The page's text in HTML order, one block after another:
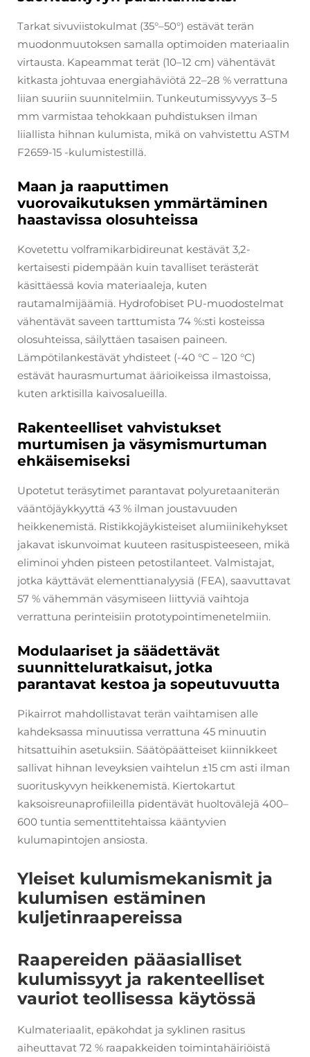
Tarkat sivuviistokulmat (35°–50°) estävät terän
muodonmuutoksen samalla optimoiden materiaalin
virtausta. Kapeammat terät (10–12 cm) vähentävät
kitkasta johtuvaa energiahäviötä 22–28 % verrattuna
liian suuriin suunnitelmiin. Tunkeutumissyvyys 3–5
mm varmistaa tehokkaan puhdistuksen ilman
liiallista hihnan kulumista, mikä on vahvistettu ASTM
F2659-15 -kulumistestillä.
Maan ja raaputtimen
vuorovaikutuksen ymmärtäminen
haastavissa olosuhteissa
Kovetettu volframikarbidireunat kestävät 3,2-
kertaisesti pidempään kuin tavalliset terästerät
käsittäessä kovia materiaaleja, kuten
rautamalmijäämiä. Hydrofobiset PU-muodostelmat
vähentävät saveen tarttumista 74 %:sti kosteissa
olosuhteissa, säilyttäen tasaisen paineen.
Lämpötilankestävät yhdisteet (-40 °C – 120 °C)
estävät haurasmurtumat äärioikeissa ilmastoissa,
kuten arktisilla kaivosalueilla.
Rakenteelliset vahvistukset
murtumisen ja väsymismurtuman
ehkäisemiseksi
Upotetut teräsytimet parantavat polyuretaaniterän
vääntöjäykkyyttä 43 % ilman joustavuuden
heikkenemistä. Ristikkojäykisteiset alumiinikehykset
jakavat iskunvoimat kuuteen rasituspisteeseen, mikä
eliminoi yhden pisteen petostilanteet. Valmistajat,
jotka käyttävät elementtianalyysiä (FEA), saavuttavat
57 % vähemmän väsymiseen liittyviä vaihtoja
verrattuna perinteisiin prototypointimenetelmiin.
Modulaariset ja säädettävät
suunnitteluratkaisut, jotka
parantavat kestoa ja sopeutuvuutta
Pikairrot mahdollistavat terän vaihtamisen alle
kahdeksassa minuutissa verrattuna 45 minuutin
hitsattuihin asetuksiin. Säätöpäätteiset kiinnikkeet
sallivat hihnan leveyksien vaihtelun ±15 cm asti ilman
suorituskyvyn heikkenemistä. Kiertokartut
kaksoisreunaprofiileilla pidentävät huoltovälejä 400–
600 tuntia sementtitehtaissa kääntyvien
kulumapintojen ansiosta.
Yleiset kulumismekanismit ja
kulumisen estäminen
kuljetinraapereissa
Raapereiden pääasialliset
kulumissyyt ja rakenteelliset
vauriot teollisessa käytössä
Kulmateriaalit, epäkohdat ja syklinen rasitus
aiheuttavat 72 % raapakkeiden toimintahäiriöistä